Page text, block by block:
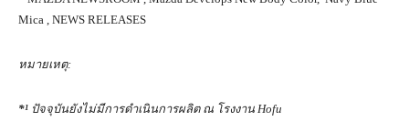
Mica , NEWS RELEASES
หมายเหตุ:
*¹ ปัจจุบันยังไม่มีการดำเนินการผลิต ณ โรงงาน Hofu